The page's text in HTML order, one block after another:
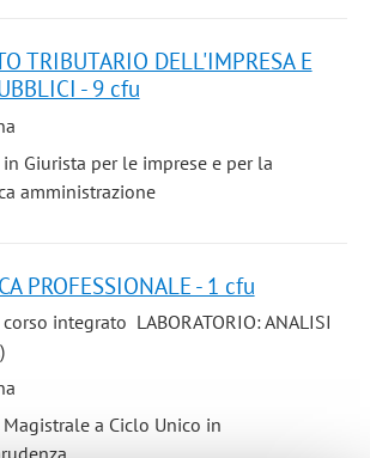
TRIBUTARIO DELL'IMPRESA E
- 9 cfu
in Giurista per le imprese e per la
amministrazione
PROFESSIONALE - 1 cfu
integrato LABORATORIO: ANALISI
Magistrale a Ciclo Unico in